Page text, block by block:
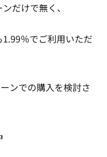
だけで無く、
1.99％でご利用いただ
ンでの購入を検討さ